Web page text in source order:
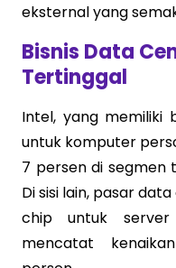
eksternal yang
Bisnis Data
Tertinggal
Intel, yang memiliki
untuk komputer
7 persen di segmen
Di sisi lain, pasar
chip untuk server
mencatat